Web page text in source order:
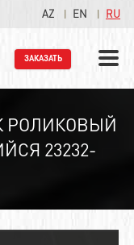
AZ EN RU
ЗАКАЗАТЬ
РОЛИКОВЫЙ
23232-